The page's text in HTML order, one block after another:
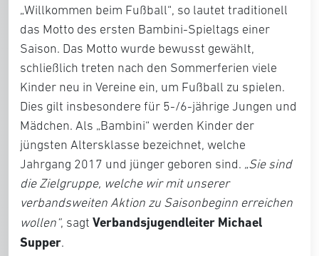
„Willkommen beim Fußball“, so lautet traditionell
das Motto des ersten Bambini-Spieltags einer
Saison. Das Motto wurde bewusst gewählt,
schließlich treten nach den Sommerferien viele
Kinder neu in Vereine ein, um Fußball zu spielen.
Dies gilt insbesondere für 5-/6-jährige Jungen und
Mädchen. Als „Bambini“ werden Kinder der
jüngsten Altersklasse bezeichnet, welche
Jahrgang 2017 und jünger geboren sind. „Sie sind
die Zielgruppe, welche wir mit unserer
verbandsweiten Aktion zu Saisonbeginn erreichen
wollen“, sagt Verbandsjugendleiter Michael
Supper.